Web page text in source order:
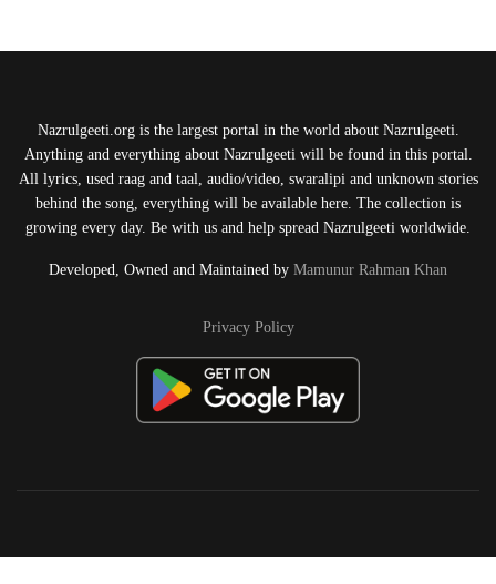
Nazrulgeeti.org is the largest portal in the world about Nazrulgeeti.
Anything and everything about Nazrulgeeti will be found in this portal.
All lyrics, used raag and taal, audio/video, swaralipi and unknown stories
behind the song, everything will be available here. The collection is
growing every day. Be with us and help spread Nazrulgeeti worldwide.
Developed, Owned and Maintained by Mamunur Rahman Khan
Privacy Policy